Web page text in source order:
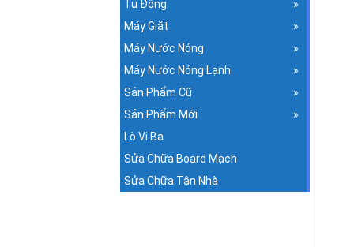
Tủ Đông
Máy Giặt
Máy Nước Nóng
Máy Nước Nóng Lạnh
Sản Phẩm Cũ
Sản Phẩm Mới
Lò Vi Ba
Sửa Chữa Board Mạch
Sửa Chữa Tận Nhà